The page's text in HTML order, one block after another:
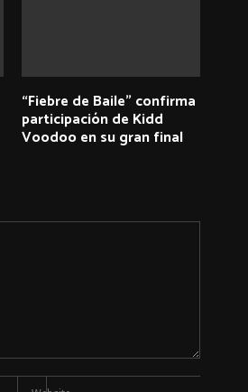
“Fiebre de Baile” confirma
participación de Kidd
Voodoo en su gran final